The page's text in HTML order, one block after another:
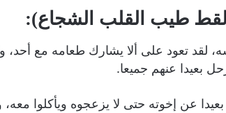
(القط طيب القلب الشجاع):
لقد تعود على ألا يشارك طعامه مع أحد،
بعيدا عنهم جميعا.
عن إخوته حتى لا يزعجوه ويأكلوا